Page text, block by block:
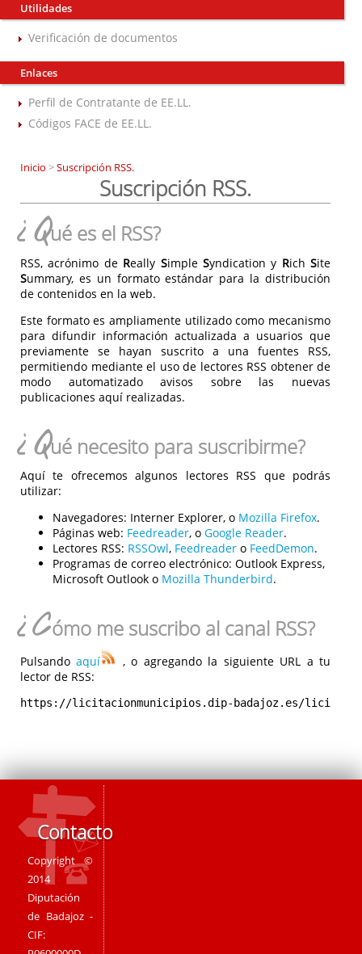
Utilidades
Verificación de documentos
Enlaces
Perfil de Contratante de EE.LL.
Códigos FACE de EE.LL.
Inicio >Suscripción RSS.
Suscripción RSS.
¿Qué es el RSS?
RSS, acrónimo de Really Simple Syndication y RichSite
Summary, es un formato estándar para la distribución
de contenidos en la web.
Este formato es ampliamente utilizado como mecanismo
para difundir información actualizada a usuarios que
previamente se hayan suscrito a una fuentes RSS,
permitiendo mediante el uso de lectores RSS obtener de
modo automatizado avisos sobre las nuevas
publicaciones aquí realizadas.
¿Qué necesito para suscribirme?
Aquí te ofrecemos algunos lectores RSS que podrás
utilizar:
Navegadores: Interner Explorer, o Mozilla Firefox.
Páginas web: Feedreader, o Google Reader.
Lectores RSS: RSSOwl, Feedreader o FeedDemon.
Programas de correo electrónico: Outlook Express,
Microsoft Outlook o Mozilla Thunderbird.
¿Cómo me suscribo al canal RSS?
Pulsandoaquí
, o agregando la siguiente URL a tu
lector de RSS:
https://licitacionmunicipios.dip-badajoz.es/
Contacto
Copyright ©
2014
Diputación
de Badajoz -
CIF: